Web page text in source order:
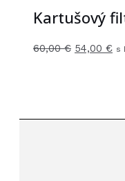
Kartušový
60,00€ 54,00 € s